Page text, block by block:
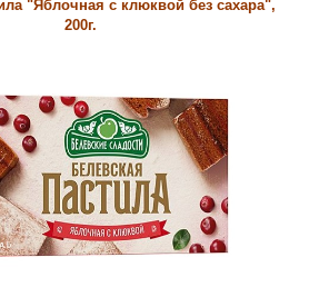
"Яблочная с клюквой без сахара",
200г.